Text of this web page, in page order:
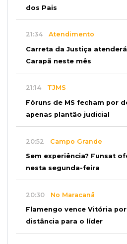
dos Pais
21:34 Atendimento
Carreta da Justiça
Carapã neste mês
21:14 TJMS
Fóruns de MS fecham por
apenas plantão judicial
20:52 Campo Grande
Sem experiência? Funsat
nesta segunda-feira
20:30 No Maracanã
Flamengo vence Vitória
distância para o líder